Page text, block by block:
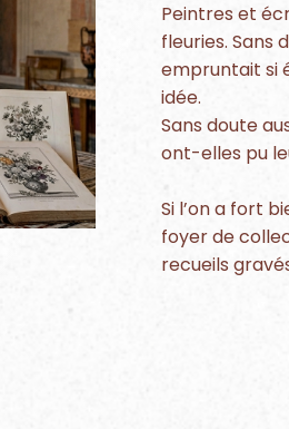
Peintres et
fleuries. Sans
empruntait si
idée.
Sans doute
ont-elles pu
Si l’on a fort
foyer de
recueils